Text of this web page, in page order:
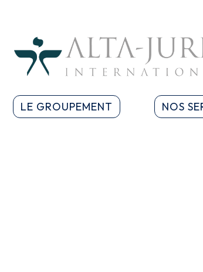
LE GROUPEMENT NOS